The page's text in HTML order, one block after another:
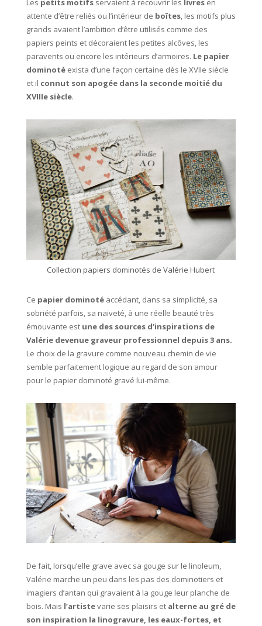
Les petits motifsservaient à recouvrir les livresen
attente d’être reliés ou l’intérieur de boîtes, les motifs plus
grands avaient l’ambition d’être utilisés comme des
papiers peints et décoraient les petites alcôves, les
paravents ou encore les intérieurs d’armoires. Le papier
dominotéexista d’une façon certaine dès le XVIIe siècle
et il connut son apogée dans la seconde moitié du
XVIIIe siècle.
Collection papiers dominotés de Valérie Hubert
Ce papier dominotéaccédant, dans sa simplicité, sa
sobriété parfois, sa naïveté, à une réelle beauté très
émouvante est une des sources d’inspirations de
Valérie devenue graveur professionnel depuis 3 ans.
Le choix de la gravure comme nouveau chemin de vie
semble parfaitement logique au regard de son amour
pour le papier dominoté gravé lui-même.
De fait, lorsqu’elle grave avec sa gouge sur le linoleum,
Valérie marche un peu dans les pas des dominotiers et
imagiers d’antan qui gravaient à la gouge leur planche de
bois. Mais l’artistevarie ses plaisirs et alterne au gré de
son inspiration la linogravure, les eaux-fortes, et